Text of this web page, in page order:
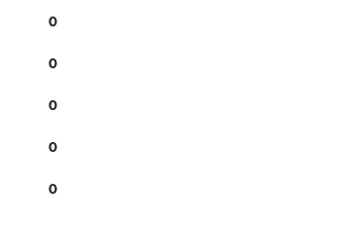
0
0
0
0
0